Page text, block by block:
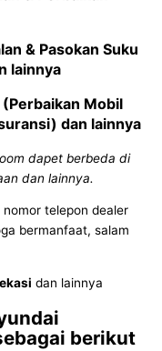
& Pasokan Suku
lainnya
(Perbaikan Mobil
dan lainnya
dapet berbeda di
dan lainnya.
telepon dealer
bermanfaat, salam
dan lainnya
berikut